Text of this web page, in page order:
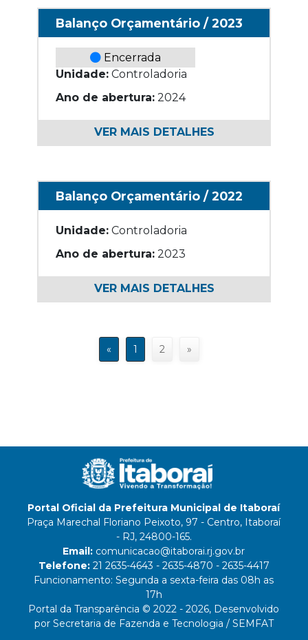
Balanço Orçamentário / 2023
Encerrada
Unidade: Controladoria
Ano de abertura: 2024
VER MAIS DETALHES
Balanço Orçamentário / 2022
Unidade: Controladoria
Ano de abertura: 2023
VER MAIS DETALHES
« 1 2 »
Portal Oficial da Prefeitura Municipal de Itaboraí
Praça Marechal Floriano Peixoto, 97 - Centro, Itaboraí
- RJ, 24800-165.
Email: comunicacao@itaborai.rj.gov.br
Telefone: 21 2635-4643 - 2635-4870 - 2635-4417
Funcionamento: Segunda a sexta-feira das 08h as
17h
Portal da Transparência © 2022 - 2026, Desenvolvido
por Secretaria de Fazenda e Tecnologia / SEMFAT